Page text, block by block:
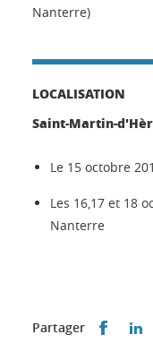
Nanterre)
LOCALISATION
Saint-Martin-
Le 15 octobre
Les 16,17 et 18
Nanterre
Partager